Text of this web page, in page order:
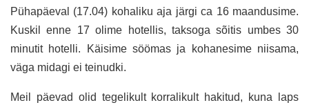
Pühapäeval (17.04) kohaliku aja järgi ca 16 maandusime.
Kuskil enne 17 olime hotellis, taksoga sõitis umbes 30
minutit hotelli. Käisime söömas ja kohanesime niisama,
väga midagi ei teinudki.
Meil päevad olid tegelikult korralikult hakitud, kuna laps